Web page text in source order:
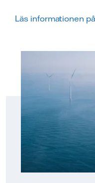
Läs informationen